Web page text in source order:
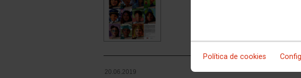
Política de cookies
20.06.2019